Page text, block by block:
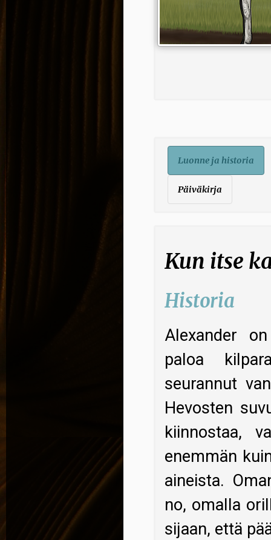
Luonne ja historia
Päiväkirja
Kun itse
Historia
Alexander
paloa
seurannut
Hevosten
kiinnostaa,
enemmän
aineista.
no, omalla
sijaan, että